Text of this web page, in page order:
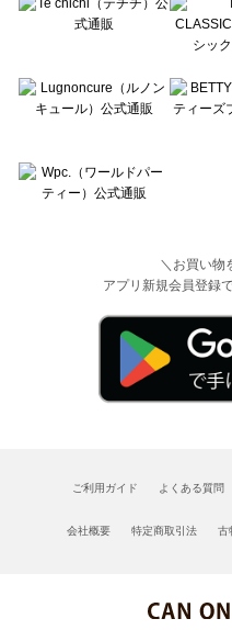
＼お買い物
アプリ新規会員登録
ご利用ガイド よくある質問
会社概要 特定商取引法 古